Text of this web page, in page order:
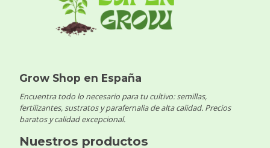
Grow Shop en España
Encuentra todo lo necesario para tu cultivo: semillas,
fertilizantes, sustratos y parafernalia de alta calidad. Precios
baratos y calidad excepcional.
Nuestros productos